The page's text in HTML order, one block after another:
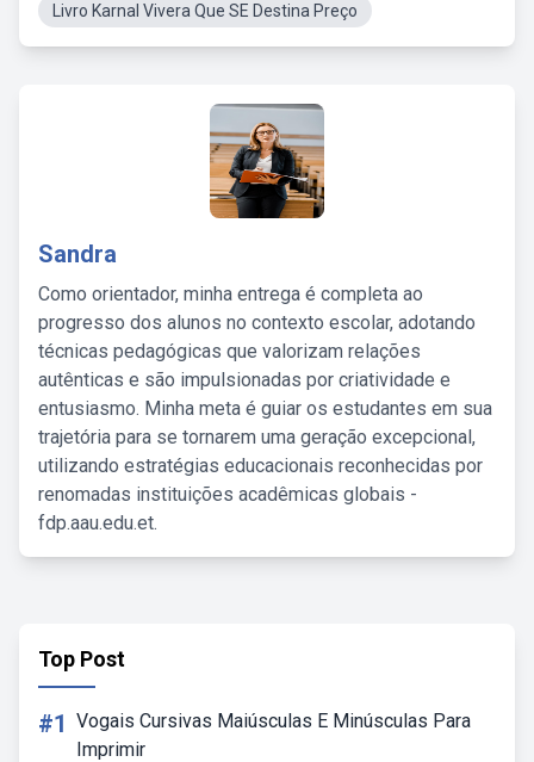
Livro Karnal Vivera Que SE Destina Preço
Sandra
Como orientador, minha entrega é completa ao
progresso dos alunos no contexto escolar, adotando
técnicas pedagógicas que valorizam relações
autênticas e são impulsionadas por criatividade e
entusiasmo. Minha meta é guiar os estudantes em sua
trajetória para se tornarem uma geração excepcional,
utilizando estratégias educacionais reconhecidas por
renomadas instituições acadêmicas globais -
fdp.aau.edu.et.
Top Post
#1 Vogais Cursivas Maiúsculas E Minúsculas Para
Imprimir